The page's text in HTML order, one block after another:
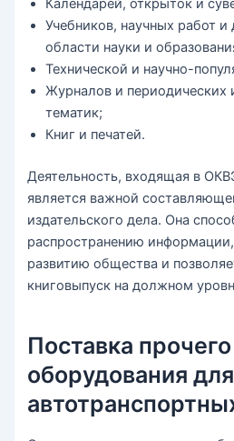
Календарей, открыток и
Учебников, научных работ и
области науки и
Технической и научно-
Журналов и периодических
тематик;
Книг и печатей.
Деятельность, входящая в
является важной
издательского дела. Она
распространению
развитию общества и
книговыпуск на должном
Поставка прочего
оборудования для